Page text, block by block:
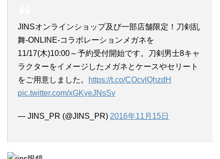
JINSオンラインショップ及び一部店舗限定！刀剣乱
舞-ONLINE-コラボレーションメガネを
11/17(木)10:00～予約受付開始です。刀剣男士8キャ
ラクターをイメージしたメガネとケースやセリート
をご用意しました。
https://t.co/COcvlQhzdH
pic.twitter.com/xGKyeJNsSv
— JINS_PR (@JINS_PR) 2016年11月15日